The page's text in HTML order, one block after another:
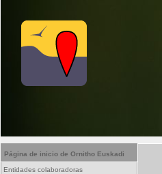
Página de inicio de Ornitho Euskadi
Entidades colaboradoras